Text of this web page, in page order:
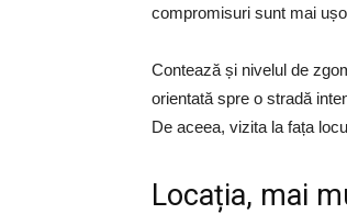
compromisuri sunt mai
Contează și nivelul de
orientată spre o stradă
De aceea, vizita la fața
Locația, mai